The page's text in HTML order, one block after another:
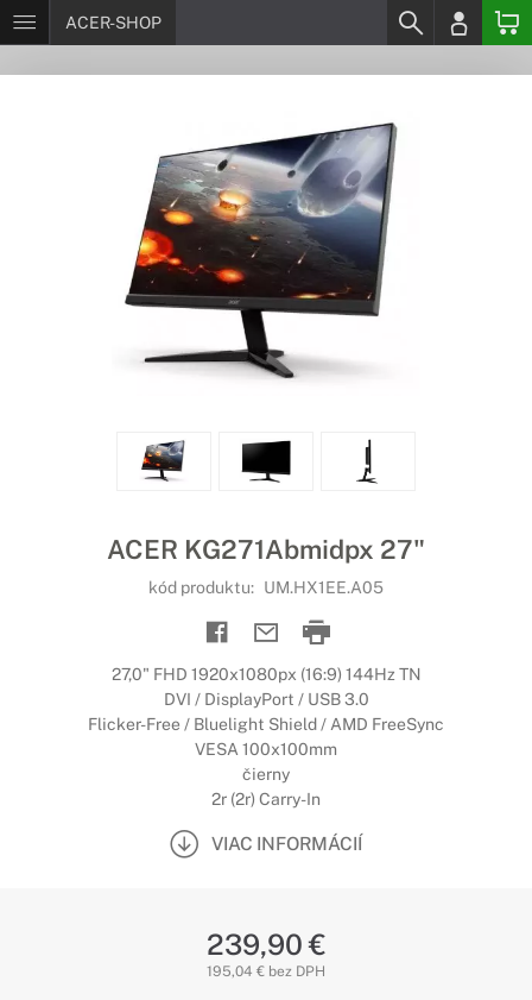
ACER-SHOP
ACER KG271Abmidpx 27"
kód produktu: UM.HX1EE.A05
27,0" FHD 1920x1080px (16:9) 144Hz TN
DVI / DisplayPort / USB 3.0
Flicker-Free / Bluelight Shield / AMD FreeSync
VESA 100x100mm
čierny
2r (2r) Carry-In
VIAC INFORMÁCIÍ
239,90 €
195,04 € bez DPH